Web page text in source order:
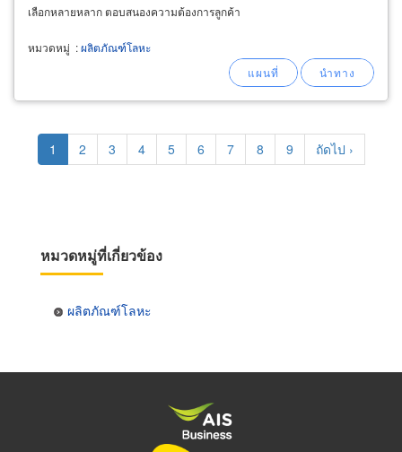
เลือกหลายหลาก ตอบสนองความต้องการลูกค้า
หมวดหมู่ :ผลิตภัณฑ์โลหะ
Pagination
Current
page
1 Page
2 Page
3 Page
4 Page
5 Page
6 Page
7 Page
8 Page
9
Next
page
ถัดไป ›
หมวดหมู่ที่เกี่ยวข้อง
ผลิตภัณฑ์โลหะ